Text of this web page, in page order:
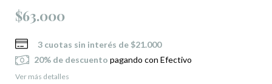
$63.000
3 cuotas sin interés de $21.000
20% de descuento pagando con Efectivo
Ver más detalles